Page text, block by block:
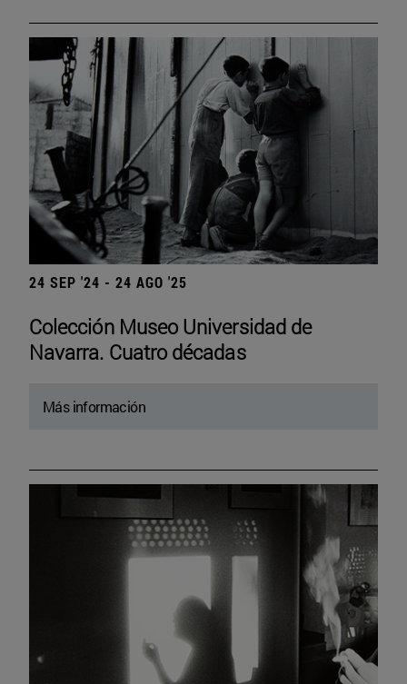
24 SEP '24 - 24 AGO '25
Colección Museo Universidad de
Navarra. Cuatro décadas
Más información